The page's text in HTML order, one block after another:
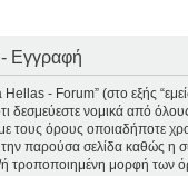
Εγγραφή
- Forum” (στο εξής
δεσμεύεστε νομικά από
τους όρους οποιαδήποτε
την παρούσα σελίδα καθώς η
τροποποιημένη μορφή των